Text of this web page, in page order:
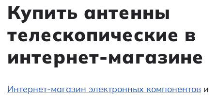
Купить антенны
телескопические в
интернет-магазине
Интернет-магазин электронных компонентов и